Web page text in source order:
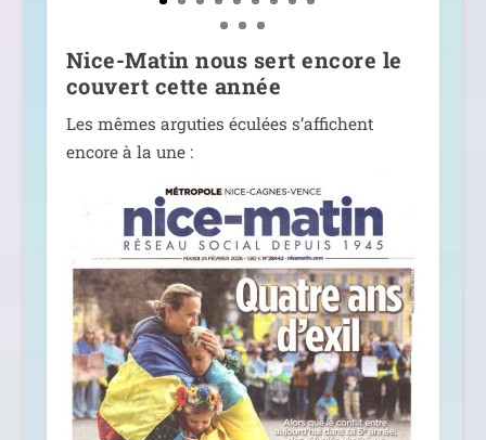
Nice-Matin nous sert encore le
couvert cette année
Les mêmes argu­ties écu­lées s’af­fichent
encore à la une :